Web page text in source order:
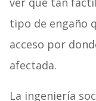
tipo de engaño
acceso por
afectada.
La ingeniería